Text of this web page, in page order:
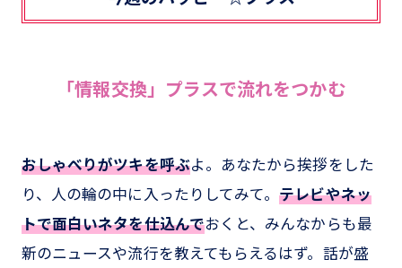
「情報交換」プラスで流れをつかむ
おしゃべりがツキを呼ぶよ。あなたから挨拶をした
り、人の輪の中に入ったりしてみて。テレビやネッ
トで面白いネタを仕込んでおくと、みんなからも最
新のニュースや流行を教えてもらえるはず。話が盛